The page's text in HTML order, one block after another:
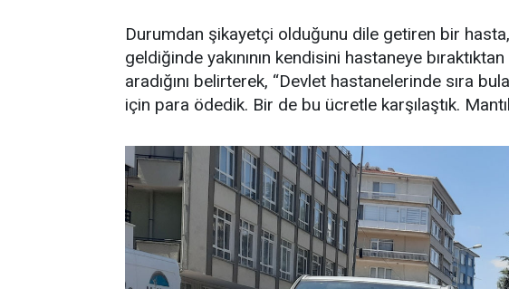
Durumdan şikayetçi olduğunu dile getiren bir
geldiğinde yakınının kendisini hastaneye
aradığını belirterek, “Devlet hastanelerinde sıra
için para ödedik. Bir de bu ücretle karşılaştık.